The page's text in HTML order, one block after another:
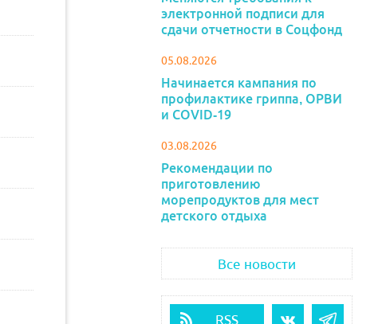
электронной подписи для
сдачи отчетности в Соцфонд
05.08.2026
Начинается кампания по
профилактике гриппа, ОРВИ
и COVID-19
03.08.2026
Рекомендации по
приготовлению
морепродуктов для мест
детского отдыха
Все новости
RSS